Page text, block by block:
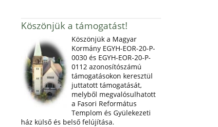
Köszönjük a támogatást!
Köszönjük a Magyar
Kormány EGYH-EOR-20-P-
0030 és EGYH-EOR-20-P-
0112 azonosítószámú
támogatásokon keresztül
juttatott támogatását,
melyből megvalósulhatott
a Fasori Református
Templom és Gyülekezeti
ház külső és belső felújítása.